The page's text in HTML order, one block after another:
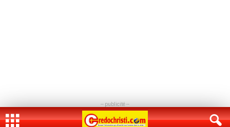
-- publicité --